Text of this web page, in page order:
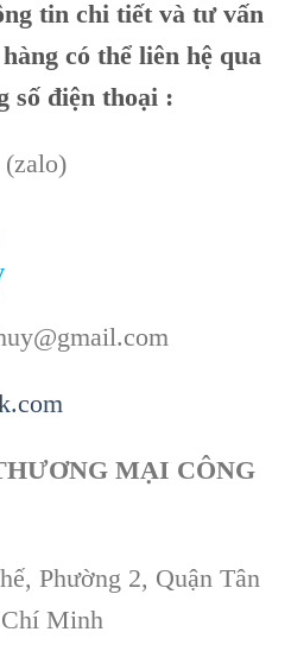
tin chi tiết và tư vấn
có thể liên hệ qua
số điện thoại :
(zalo)
MẠI CÔNG
Phường 2, Quận Tân
Minh